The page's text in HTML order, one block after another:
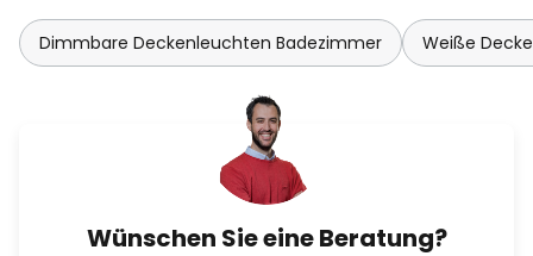
Dimmbare Deckenleuchten Badezimmer Weiße
Wünschen Sie eine Beratung?